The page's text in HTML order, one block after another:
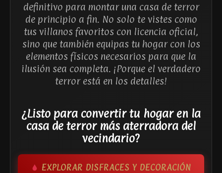
definitivo para montar una casa de terror
de principio a fin. No solo te vistes como
tus villanos favoritos con licencia oficial,
sino que también equipas tu hogar con los
elementos físicos necesarios para que la
ilusión sea completa. ¡Porque el verdadero
terror está en los detalles!
¿Listo para convertir tu hogar en la
casa de terror más aterradora del
vecindario?
EXPLORAR DISFRACES Y DECORACIÓN